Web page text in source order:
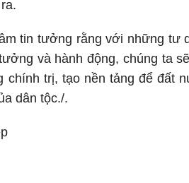
tin tưởng rằng với những tư
và hành động, chúng ta
chính trị, tạo nền tảng để đất
dân tộc./.